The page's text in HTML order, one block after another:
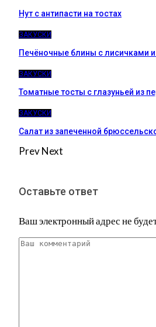
Нут с антипасти на тостах
ЗАКУСКИ
Печёночные блины с лисичками
ЗАКУСКИ
Томатные тосты с глазуньей из
ЗАКУСКИ
Салат из запеченной
PrevNext
Оставьте ответ
Ваш электронный адрес не